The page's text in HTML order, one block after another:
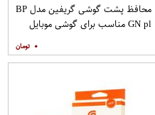
محافظ پشت گوشی گریفین مدل BP
GN pl مناسب برای گوشی موبایل
۰